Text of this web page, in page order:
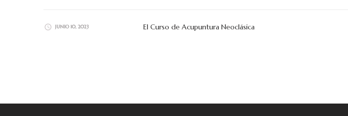
JUNIO 10, 2023 El Curso de Acupuntura Neoclásica